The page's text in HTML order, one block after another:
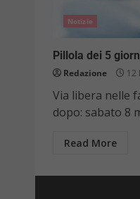
Notizie
Pillola dei 5
Redazione 12
Via libera nelle
dopo: sabato 8
Read More